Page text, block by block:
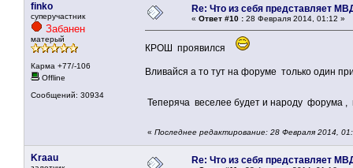
finko
суперучастник
Забанен
матерый
Карма +77/-106
Offline
Сообщений: 30934
Re: Что из себя представляет
« Ответ #10 : 28 Февраля 2014, 01:12 »
КРОШ проявился
Вливайся а то тут на форуме только один
Теперяча веселее будет и народу форума
« Последнее редактирование: 28 Февраля 2014,
Kraau Re: Что из себя представляет